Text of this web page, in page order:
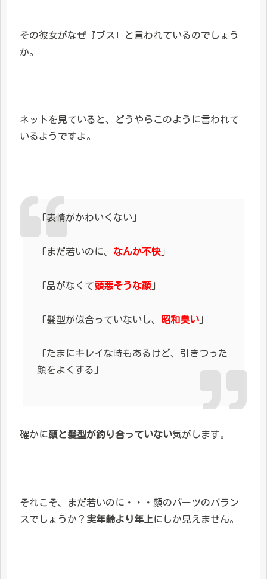
その彼女がなぜ『ブス』と言われているのでしょう
か。
ネットを見ていると、どうやらこのように言われて
いるようですよ。
「表情がかわいくない」
「まだ若いのに、 なんか不快」
「品がなくて頭悪そうな顔 」
「髪型が似合っていないし、 昭和臭い」
「たまにキレイな時もあるけど、引きつった
顔をよくする」
確かに顔と髪型が釣り合っていない気がします。
それこそ、まだ若いのに・・・顔のパーツのバラン
スでしょうか？ 実年齢より年上にしか見えません。